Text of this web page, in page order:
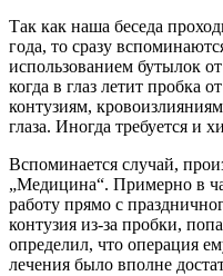
Так как наша беседа
года, то сразу
использованием бутылок
когда в глаз летит пробка
контузиям,
глаза. Иногда требуется и
Вспоминается случай,
„Медицина“. Примерно в
работу прямо с
контузия из-за пробки,
определил, что операция
лечения было вполне